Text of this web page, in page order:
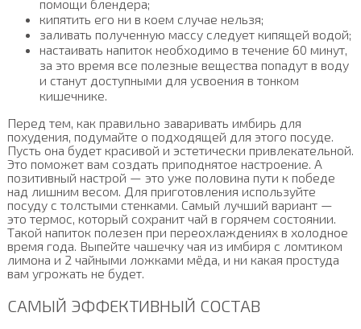
помощи блендера;
кипятить его ни в коем случае нельзя;
заливать полученную массу следует кипящей водой;
настаивать напиток необходимо в течение 60 минут,
за это время все полезные вещества попадут в воду
и станут доступными для усвоения в тонком
кишечнике.
Перед тем, как правильно заваривать имбирь для
похудения, подумайте о подходящей для этого посуде.
Пусть она будет красивой и эстетически привлекательной.
Это поможет вам создать приподнятое настроение. А
позитивный настрой — это уже половина пути к победе
над лишним весом. Для приготовления используйте
посуду с толстыми стенками. Самый лучший вариант —
это термос, который сохранит чай в горячем состоянии.
Такой напиток полезен при переохлаждениях в холодное
время года. Выпейте чашечку чая из имбиря с ломтиком
лимона и 2 чайными ложками мёда, и ни какая простуда
вам угрожать не будет.
САМЫЙ ЭФФЕКТИВНЫЙ СОСТАВ